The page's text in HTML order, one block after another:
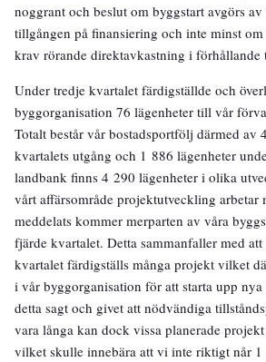
noggrant och beslut om byggstart avgörs
tillgången på finansiering och inte minst
krav rörande direktavkastning i förhållande
Under tredje kvartalet färdigställde och
byggorganisation 76 lägenheter till vår
Totalt består vår bostadsportfölj därmed av
kvartalets utgång och 1 886 lägenheter
landbank finns 4 290 lägenheter i olika
vårt affärsområde projektutveckling
meddelats kommer merparten av våra
fjärde kvartalet. Detta sammanfaller med
kvartalet färdigställs många projekt vilket
i vår byggorganisation för att starta upp
detta sagt och givet att nödvändiga
vara långa kan dock vissa planerade
vilket skulle innebära att vi inte riktigt når 1